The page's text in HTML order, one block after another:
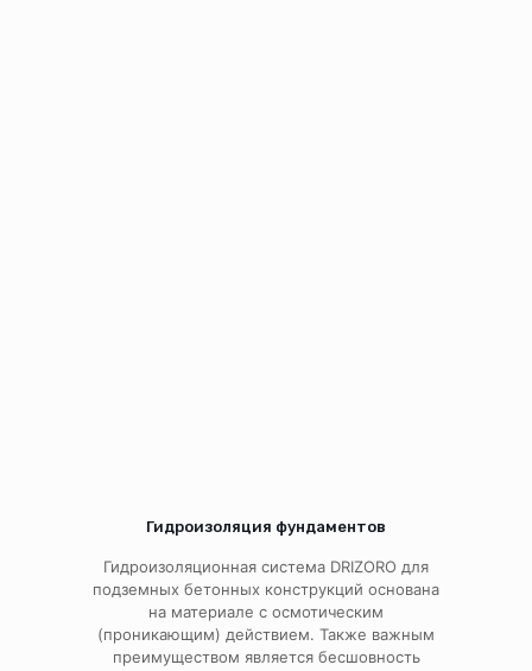
Гидроизоляция фундаментов
Гидроизоляционная система DRIZORO для
подземных бетонных конструкций основана
на материале с осмотическим
(проникающим) действием. Также важным
преимуществом является бесшовность